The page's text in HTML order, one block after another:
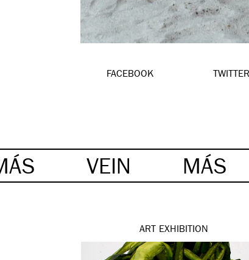
FACEBOOK TWITTER
VEIN MÁS
ART EXHIBITION